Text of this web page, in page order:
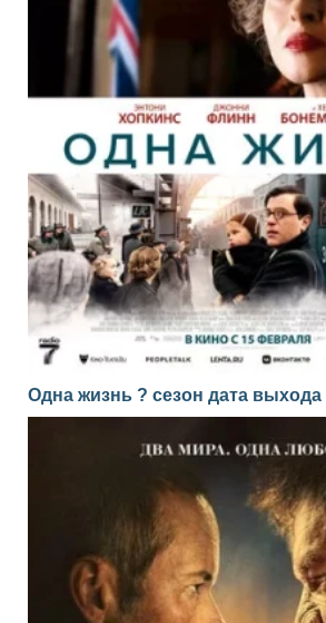
Одна жизнь ? сезон дата выхода